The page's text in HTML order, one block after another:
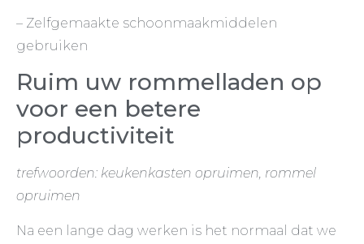
– Zelfgemaakte schoonmaakmiddelen
gebruiken
Ruim uw rommelladen op
voor een betere
productiviteit
trefwoorden: keukenkasten opruimen, rommel
opruimen
Na een lange dag werken is het normaal dat we